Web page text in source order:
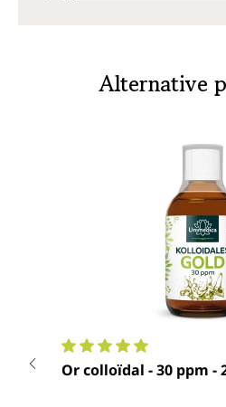
Alternative
Note moyenne de 5 sur
Or colloïdal - 30 ppm -